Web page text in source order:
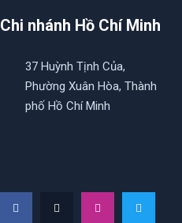
Chi nhánh Hồ Chí Minh
37 Huỳnh Tịnh Của,
Phường Xuân Hòa, Thành
phố Hồ Chí Minh